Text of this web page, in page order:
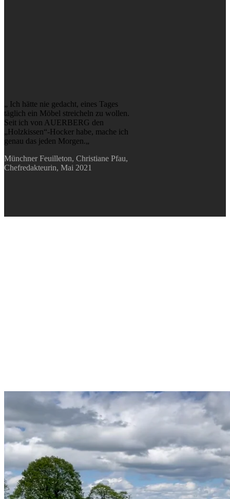
„ Ich hätte nie gedacht, eines Tages
täglich ein Möbel streicheln zu wollen.
Seit ich von AUERBERG den
„Holzkissen“-Hocker habe, mache ich
genau das jeden Morgen.„
Münchner Feuilleton, Christiane Pfau,
Chefredakteurin, Mai 2021